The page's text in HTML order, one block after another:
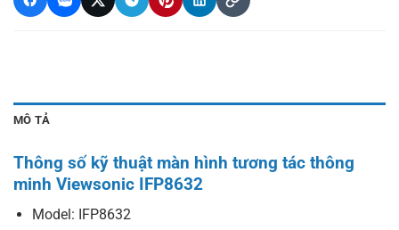
MÔ TẢ
Thông số kỹ thuật màn hình tương tác thông
minh Viewsonic IFP8632
Model: IFP8632